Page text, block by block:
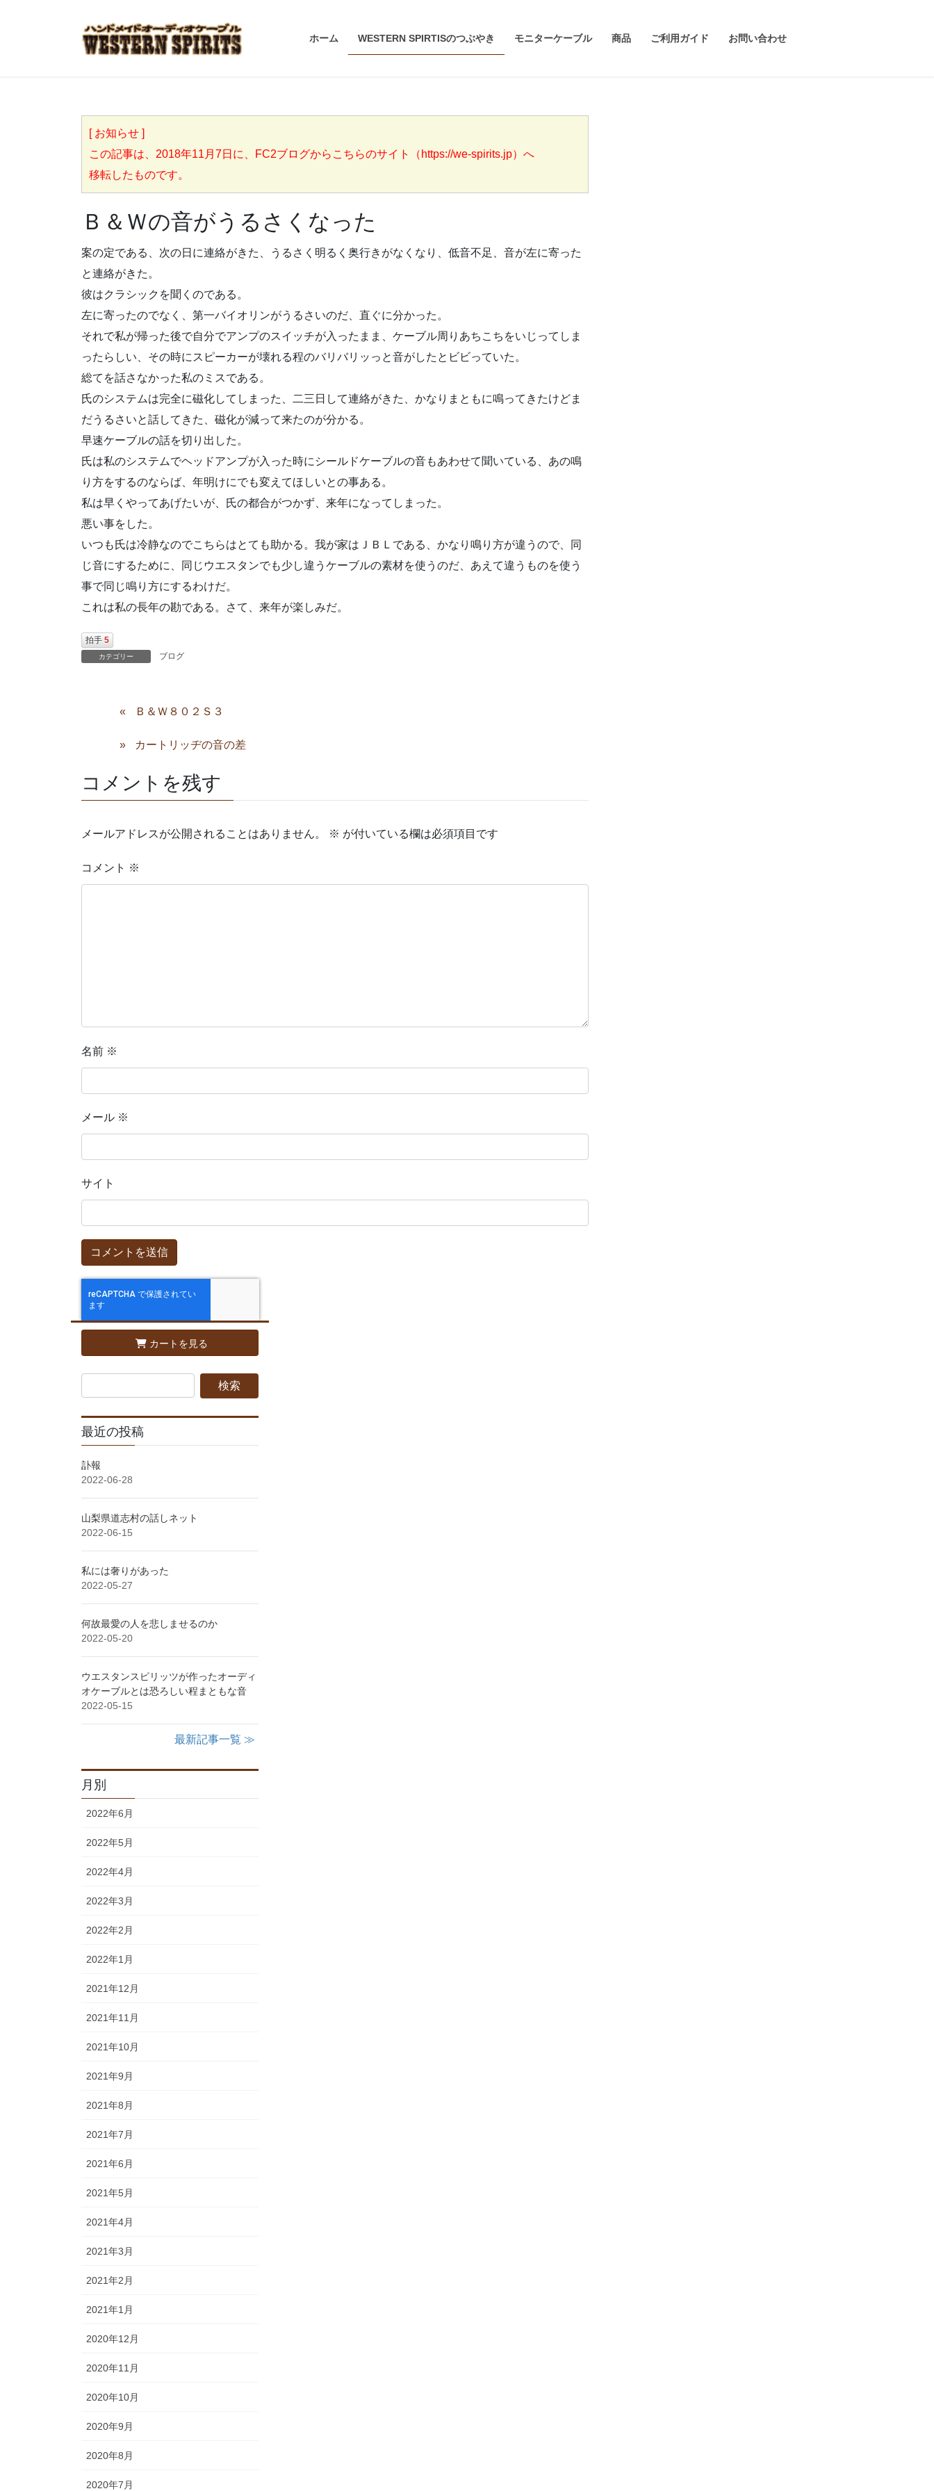
ホーム WESTERN SPIRTISのつぶやき モニターケーブル 商品 ご利用ガイド お問い合わせ
[ お知らせ ]
この記事は、2018年11月7日に、FC2ブログからこちらのサイト（https://we-spirits.jp）へ
移転したものです。
Ｂ＆Ｗの音がうるさくなった
案の定である、次の日に連絡がきた、うるさく明るく奥行きがなくなり、低音不足、音が左に寄った
と連絡がきた。
彼はクラシックを聞くのである。
左に寄ったのでなく、第一バイオリンがうるさいのだ、直ぐに分かった。
それで私が帰った後で自分でアンプのスイッチが入ったまま、ケーブル周りあちこちをいじってしま
ったらしい、その時にスピーカーが壊れる程のバリバリッっと音がしたとビビっていた。
総てを話さなかった私のミスである。
氏のシステムは完全に磁化してしまった、二三日して連絡がきた、かなりまともに鳴ってきたけどま
だうるさいと話してきた、磁化が減って来たのが分かる。
早速ケーブルの話を切り出した。
氏は私のシステムでヘッドアンプが入った時にシールドケーブルの音もあわせて聞いている、あの鳴
り方をするのならば、年明けにでも変えてほしいとの事ある。
私は早くやってあげたいが、氏の都合がつかず、来年になってしまった。
悪い事をした。
いつも氏は冷静なのでこちらはとても助かる。我が家はＪＢＬである、かなり鳴り方が違うので、同
じ音にするために、同じウエスタンでも少し違うケーブルの素材を使うのだ、あえて違うものを使う
事で同じ鳴り方にするわけだ。
これは私の長年の勘である。さて、来年が楽しみだ。
拍手 5
カテゴリー ブログ
Ｂ＆Ｗ８０２Ｓ３
カートリッヂの音の差
コメントを残す
メールアドレスが公開されることはありません。 ※ が付いている欄は必須項目です
コメント ※
名前 ※
メール ※
サイト
カートを見る
最近の投稿
訃報
2022-06-28
山梨県道志村の話しネット
2022-06-15
私には奢りがあった
2022-05-27
何故最愛の人を悲しませるのか
2022-05-20
ウエスタンスピリッツが作ったオーディ
オケーブルとは恐ろしい程まともな音
2022-05-15
最新記事一覧 ≫
月別
2022年6月
2022年5月
2022年4月
2022年3月
2022年2月
2022年1月
2021年12月
2021年11月
2021年10月
2021年9月
2021年8月
2021年7月
2021年6月
2021年5月
2021年4月
2021年3月
2021年2月
2021年1月
2020年12月
2020年11月
2020年10月
2020年9月
2020年8月
2020年7月